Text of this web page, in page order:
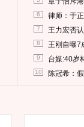
6 律师：于
7 王力宏否
8 王刚自曝7
9 台媒:40岁
10 陈冠希：